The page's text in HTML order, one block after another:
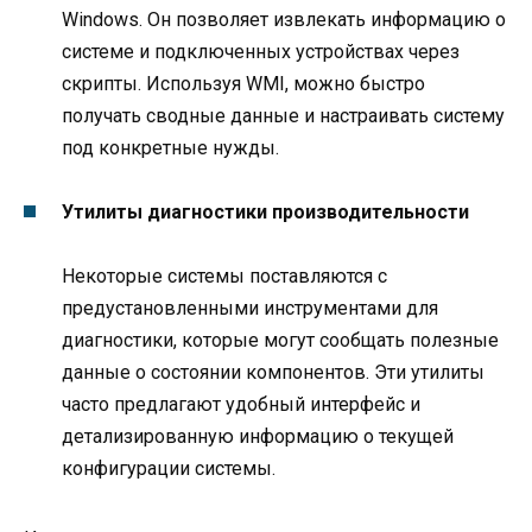
Windows. Он позволяет извлекать информацию о
системе и подключенных устройствах через
скрипты. Используя WMI, можно быстро
получать сводные данные и настраивать систему
под конкретные нужды.
Утилиты диагностики производительности
Некоторые системы поставляются с
предустановленными инструментами для
диагностики, которые могут сообщать полезные
данные о состоянии компонентов. Эти утилиты
часто предлагают удобный интерфейс и
детализированную информацию о текущей
конфигурации системы.